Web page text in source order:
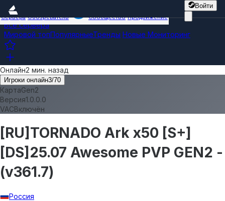
Войти
Сервера Обозреватель Сообщество Продвижение
Все сервера
Мировой топПопулярныеТренды Новые Мониторинг
[RU]TORNADO Ark x50 [S+]
[DS]25.07 Awesome PVP GEN2 -
(v361.7)
Россия
Онлайн2 мин. назад
Игроки онлайн3/70
КартаGen2
Версия1.0.0.0
VACВключён